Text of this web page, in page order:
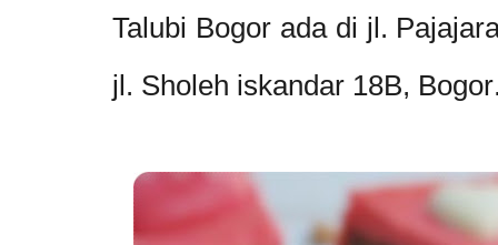
Talubi Bogor ada di jl.
jl. Sholeh iskandar 18B, Bogor